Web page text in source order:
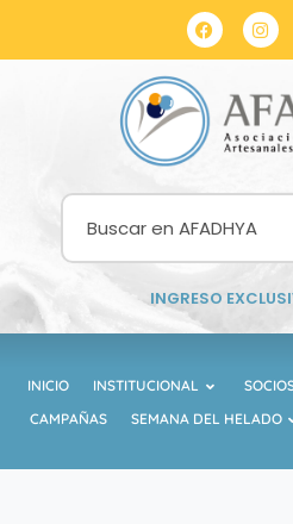
INGRESO
INICIO INSTITUCIONAL
CAMPAÑAS
SEMANA DEL HELADO